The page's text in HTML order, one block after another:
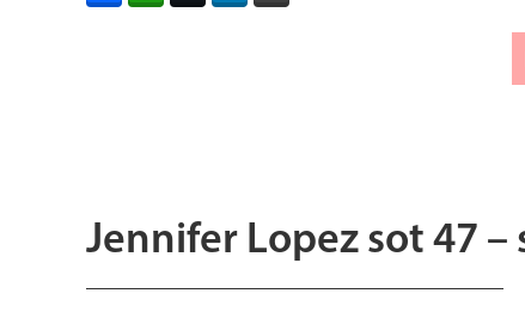
Jennifer Lopez sot 47